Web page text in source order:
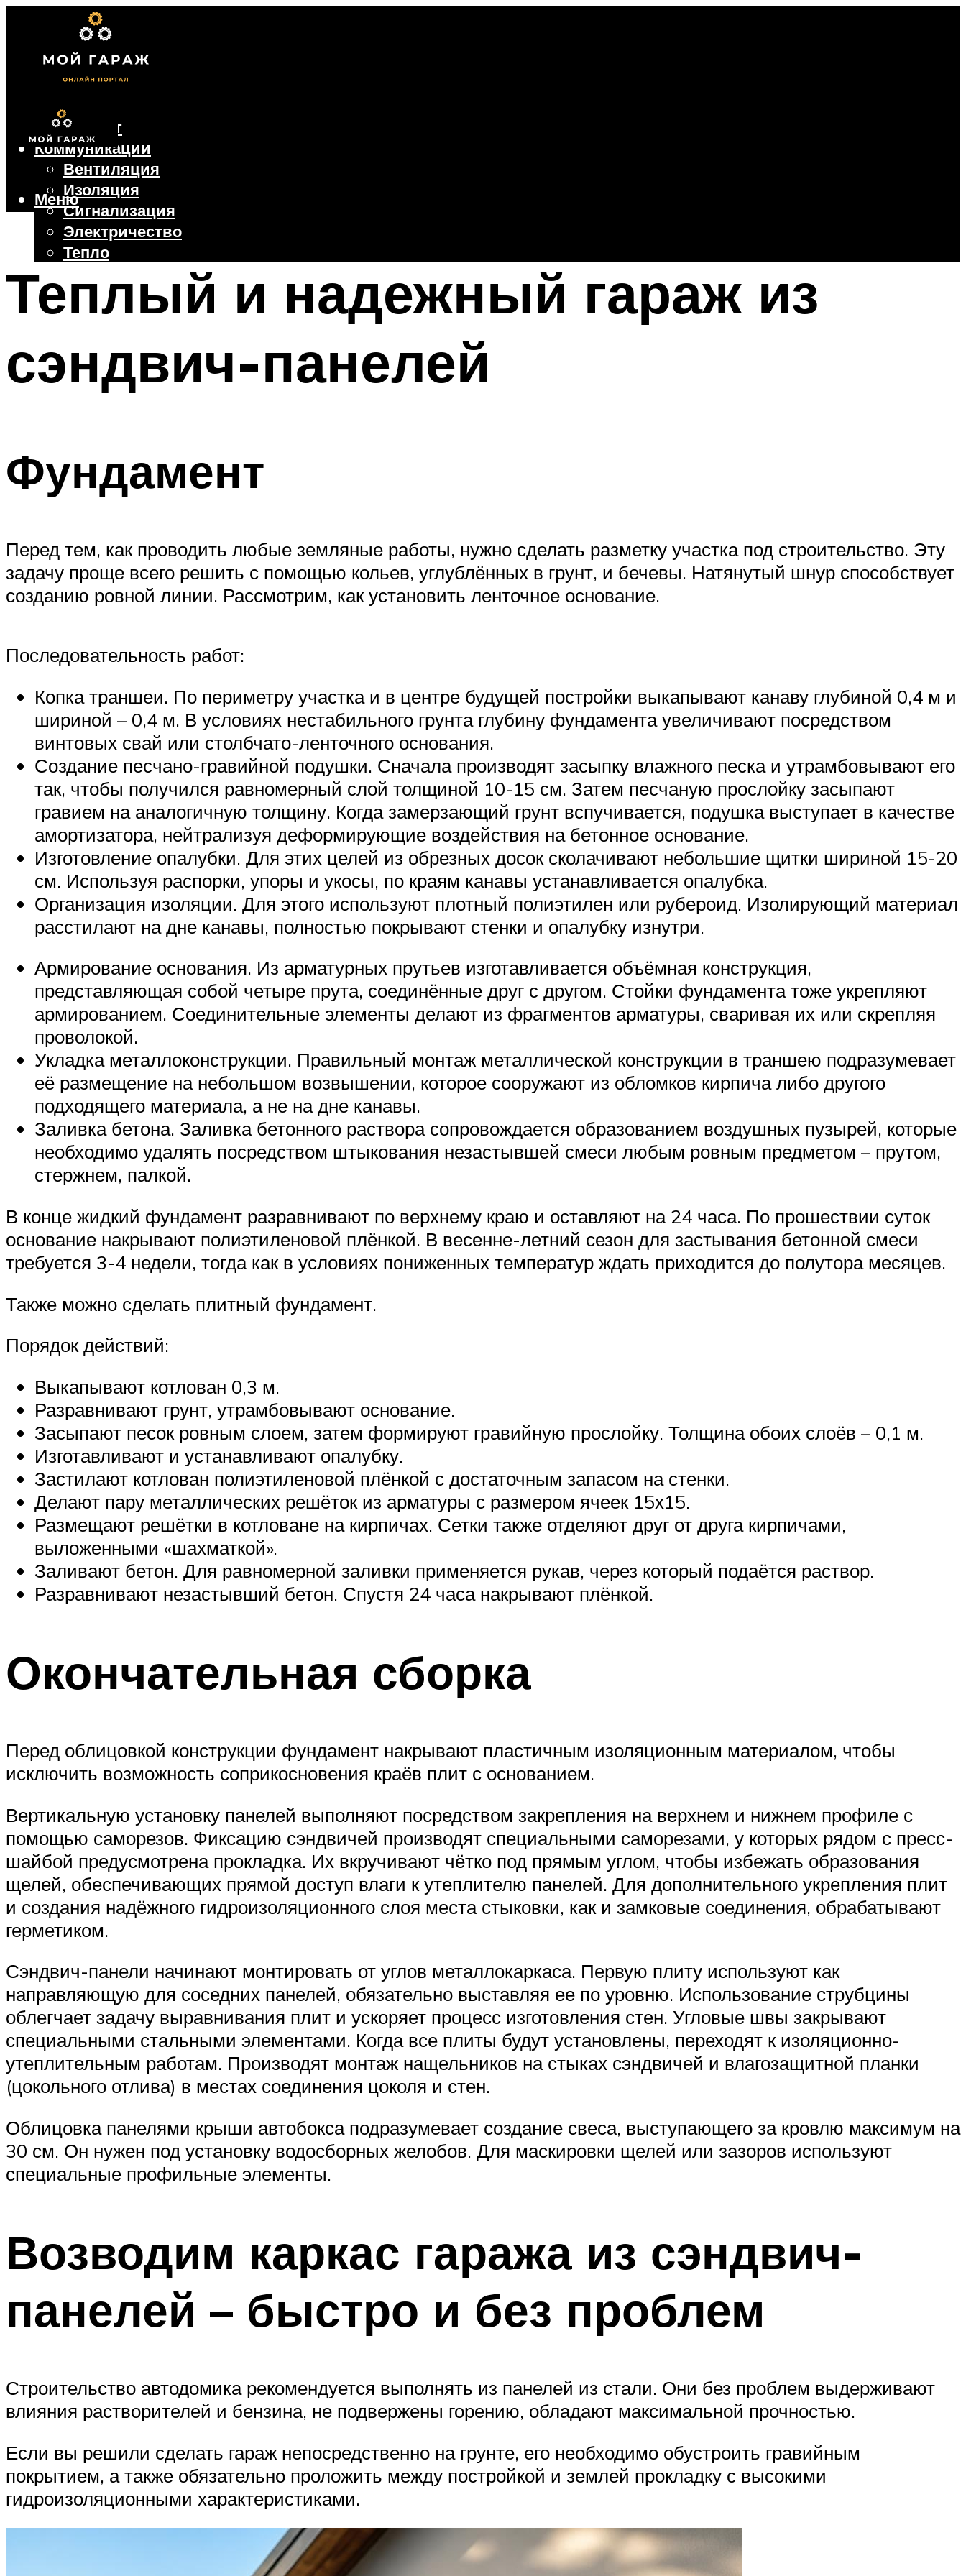
Фундамент
Коммуникации
Вентиляция
Изоляция
Сигнализация
Электричество
Тепло
Крыша
Ворота
Меню
Теплый и надежный гараж из
сэндвич-панелей
Фундамент
Перед тем, как проводить любые земляные работы, нужно сделать разметку участка под строительство. Эту
задачу проще всего решить с помощью кольев, углублённых в грунт, и бечевы. Натянутый шнур способствует
созданию ровной линии. Рассмотрим, как установить ленточное основание.
Последовательность работ:
Копка траншеи. По периметру участка и в центре будущей постройки выкапывают канаву глубиной 0,4 м и
шириной – 0,4 м. В условиях нестабильного грунта глубину фундамента увеличивают посредством
винтовых свай или столбчато-ленточного основания.
Создание песчано-гравийной подушки. Сначала производят засыпку влажного песка и утрамбовывают его
так, чтобы получился равномерный слой толщиной 10-15 см. Затем песчаную прослойку засыпают
гравием на аналогичную толщину. Когда замерзающий грунт вспучивается, подушка выступает в качестве
амортизатора, нейтрализуя деформирующие воздействия на бетонное основание.
Изготовление опалубки. Для этих целей из обрезных досок сколачивают небольшие щитки шириной 15-20
см. Используя распорки, упоры и укосы, по краям канавы устанавливается опалубка.
Организация изоляции. Для этого используют плотный полиэтилен или рубероид. Изолирующий материал
расстилают на дне канавы, полностью покрывают стенки и опалубку изнутри.
Армирование основания. Из арматурных прутьев изготавливается объёмная конструкция,
представляющая собой четыре прута, соединённые друг с другом. Стойки фундамента тоже укрепляют
армированием. Соединительные элементы делают из фрагментов арматуры, сваривая их или скрепляя
проволокой.
Укладка металлоконструкции. Правильный монтаж металлической конструкции в траншею подразумевает
её размещение на небольшом возвышении, которое сооружают из обломков кирпича либо другого
подходящего материала, а не на дне канавы.
Заливка бетона. Заливка бетонного раствора сопровождается образованием воздушных пузырей, которые
необходимо удалять посредством штыкования незастывшей смеси любым ровным предметом – прутом,
стержнем, палкой.
В конце жидкий фундамент разравнивают по верхнему краю и оставляют на 24 часа. По прошествии суток
основание накрывают полиэтиленовой плёнкой. В весенне-летний сезон для застывания бетонной смеси
требуется 3-4 недели, тогда как в условиях пониженных температур ждать приходится до полутора месяцев.
Также можно сделать плитный фундамент.
Порядок действий:
Выкапывают котлован 0,3 м.
Разравнивают грунт, утрамбовывают основание.
Засыпают песок ровным слоем, затем формируют гравийную прослойку. Толщина обоих слоёв – 0,1 м.
Изготавливают и устанавливают опалубку.
Застилают котлован полиэтиленовой плёнкой с достаточным запасом на стенки.
Делают пару металлических решёток из арматуры с размером ячеек 15х15.
Размещают решётки в котловане на кирпичах. Сетки также отделяют друг от друга кирпичами,
выложенными «шахматкой».
Заливают бетон. Для равномерной заливки применяется рукав, через который подаётся раствор.
Разравнивают незастывший бетон. Спустя 24 часа накрывают плёнкой.
Окончательная сборка
Перед облицовкой конструкции фундамент накрывают пластичным изоляционным материалом, чтобы
исключить возможность соприкосновения краёв плит с основанием.
Вертикальную установку панелей выполняют посредством закрепления на верхнем и нижнем профиле с
помощью саморезов. Фиксацию сэндвичей производят специальными саморезами, у которых рядом с пресс-
шайбой предусмотрена прокладка. Их вкручивают чётко под прямым углом, чтобы избежать образования
щелей, обеспечивающих прямой доступ влаги к утеплителю панелей. Для дополнительного укрепления плит
и создания надёжного гидроизоляционного слоя места стыковки, как и замковые соединения, обрабатывают
герметиком.
Сэндвич-панели начинают монтировать от углов металлокаркаса. Первую плиту используют как
направляющую для соседних панелей, обязательно выставляя ее по уровню. Использование струбцины
облегчает задачу выравнивания плит и ускоряет процесс изготовления стен. Угловые швы закрывают
специальными стальными элементами. Когда все плиты будут установлены, переходят к изоляционно-
утеплительным работам. Производят монтаж нащельников на стыках сэндвичей и влагозащитной планки
(цокольного отлива) в местах соединения цоколя и стен.
Облицовка панелями крыши автобокса подразумевает создание свеса, выступающего за кровлю максимум на
30 см. Он нужен под установку водосборных желобов. Для маскировки щелей или зазоров используют
специальные профильные элементы.
Возводим каркас гаража из сэндвич-
панелей – быстро и без проблем
Строительство автодомика рекомендуется выполнять из панелей из стали. Они без проблем выдерживают
влияния растворителей и бензина, не подвержены горению, обладают максимальной прочностью.
Если вы решили сделать гараж непосредственно на грунте, его необходимо обустроить гравийным
покрытием, а также обязательно проложить между постройкой и землей прокладку с высокими
гидроизоляционными характеристиками.